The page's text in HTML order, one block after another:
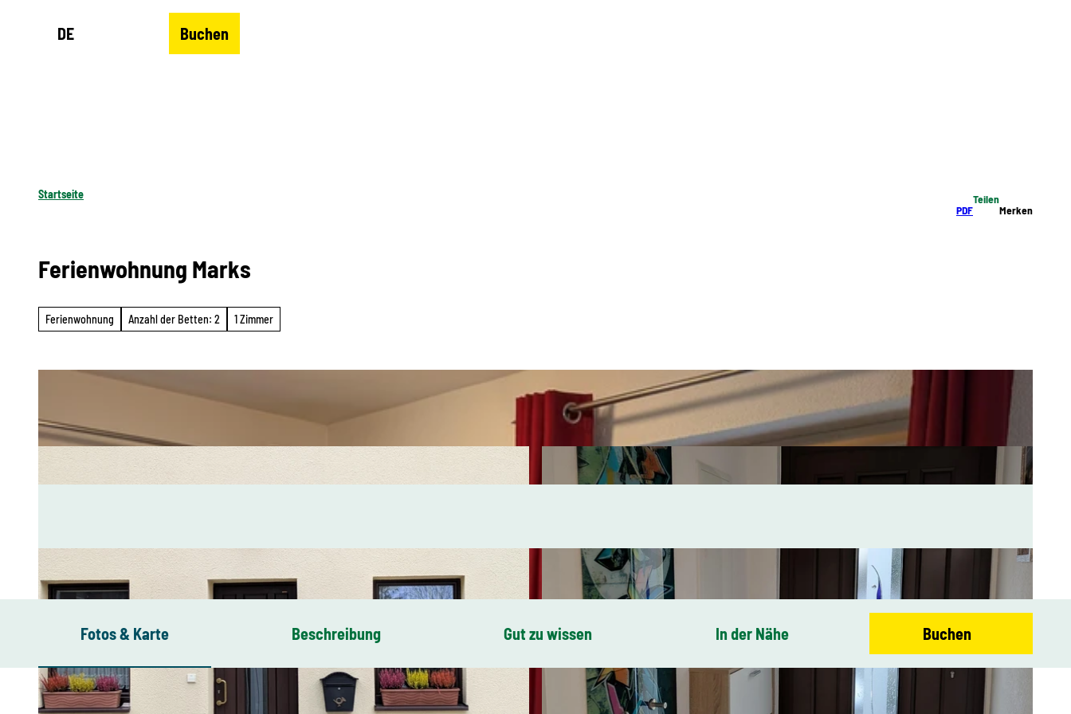
DE Buchen
Startseite
PDF
Teilen
Merken
Ferienwohnung Marks
Ferienwohnung Anzahl der Betten: 2 1 Zimmer
Fotos & Karte Beschreibung Gut zu wissen In der Nähe Buchen